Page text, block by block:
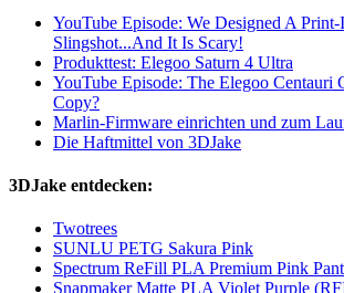
YouTube Episode: We Designed A Print-
Slingshot...And It Is Scary!
Produkttest: Elegoo Saturn 4 Ultra
YouTube Episode: The Elegoo Centauri
Copy?
Marlin-Firmware einrichten und zum
Die Haftmittel von 3DJake
3DJake entdecken:
Twotrees
SUNLU PETG Sakura Pink
Spectrum ReFill PLA Premium Pink
Snapmaker Matte PLA Violet Purple